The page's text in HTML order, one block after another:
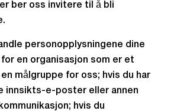
ber oss invitere til å bli
personopplysningene dine
en organisasjon som er et
målgruppe for oss; hvis du har
innsikts-e-poster eller annen
hvis du